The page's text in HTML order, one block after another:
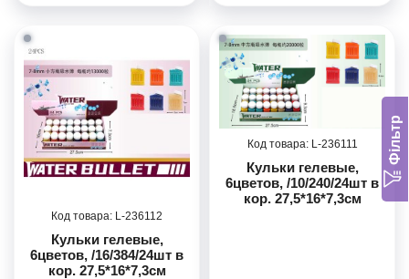
Фільтр
236112
Кульки гелевые,
6цветов, /16/384/24шт в
кор. 27,5*16*7,3см
236111
Кульки гелевые,
6цветов, /10/240/24шт в
кор. 27,5*16*7,3см